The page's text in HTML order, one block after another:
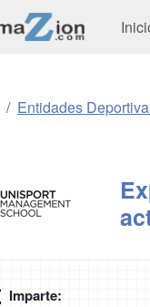
Entidades
Imparte: